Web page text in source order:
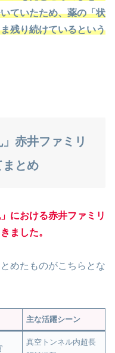
ていたため、薬の「状
残り続けているという
赤井ファミリ
まとめ
における赤井ファミリ
ました。
めたものがこちらとな
主な活躍シーン
真空トンネル内超長